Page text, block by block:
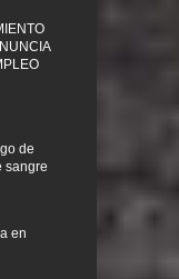
de
sangre
en